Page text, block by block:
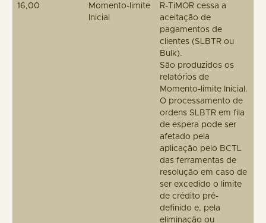
16,00
Momento-limite
Inicial
R-TiMOR cessa a
aceitação de
pagamentos de
clientes (SLBTR ou
Bulk).
São produzidos os
relatórios de
Momento-limite Inicial.
O processamento de
ordens SLBTR em fila
de espera pode ser
afetado pela
aplicação pelo BCTL
das ferramentas de
resolução em caso de
ser excedido o limite
de crédito pré-
definido e, pela
eliminação ou